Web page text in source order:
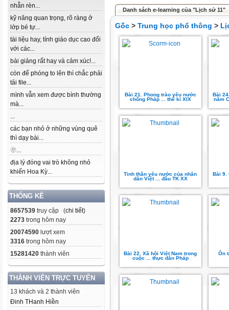
nhẫn rèn...
kỹ năng quan trọng, rõ ràng ở
lớp bé tự...
tài liệu hay, tính giáo dục cao đối
với các...
bài giảng rất hay và cảm xúc!...
còn để phóng to lên thì chắc phải
tải file...
mình vẫn xem được bình thường
mà...
...
các bạn nhỏ ở những vùng quê
thì dạy bài...
🫥...
địa lý đóng vai trò không nhỏ
khiến Hoa Kỳ...
THỐNG KÊ
8657539 truy cập (chi tiết)
2273 trong hôm nay
20074590 lượt xem
3316 trong hôm nay
15281420 thành viên
THÀNH VIÊN TRỰC TUYẾN
13 khách và 2 thành viên
Đinh THanh Hiền
Danh sách e-learning của "Lịch sử 11"
Gốc > Trung học phổ thông >
Bài 21. Phong trào yêu nước
chống Pháp ... thế kỉ XIX
Bài
năm
Tinh thần yêu nước của nhân
dân Việt ... đầu TK XX
Bài 9.
Bài 22. Xã hội Việt Nam trong
cuộc ... thực dân Pháp
Ôn